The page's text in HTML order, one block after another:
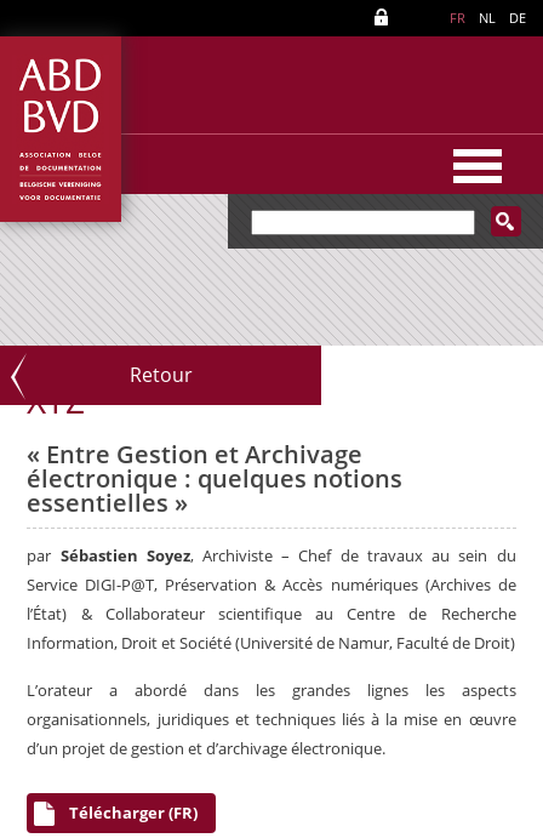
FR NL DE
Retour
XYZ
« Entre Gestion et Archivage
électronique : quelques notions
essentielles »
par Sébastien Soyez, Archiviste – Chef de travaux au sein du
Service DIGI-P@T, Préservation & Accès numériques (Archives de
l’État) & Collaborateur scientifique au Centre de Recherche
Information, Droit et Société (Université de Namur, Faculté de Droit)
L’orateur a abordé dans les grandes lignes les aspects
organisationnels, juridiques et techniques liés à la mise en œuvre
d’un projet de gestion et d’archivage électronique.
Télécharger (FR)